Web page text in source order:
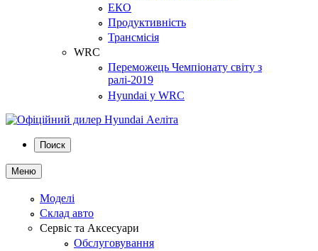
ЕКО
Продуктивність
Трансмісія
WRC
Переможець Чемпіонату світу з
ралі-2019
Hyundai у WRC
Поиск
Меню
Моделі
Склад авто
Сервіс та Аксесуари
Обслуговування